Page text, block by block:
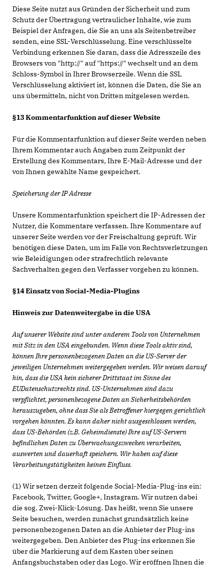
Diese Seite nutzt aus Gründen der Sicherheit und zum
Schutz der Übertragung vertraulicher Inhalte, wie zum
Beispiel der Anfragen, die Sie an uns als Seitenbetreiber
senden, eine SSL-Verschlüsselung. Eine verschlüsselte
Verbindung erkennen Sie daran, dass die Adresszeile des
Browsers von "http://" auf "https://" wechselt und an dem
Schloss-Symbol in Ihrer Browserzeile. Wenn die SSL
Verschlüsselung aktiviert ist, können die Daten, die Sie an
uns übermitteln, nicht von Dritten mitgelesen werden.
§13 Kommentarfunktion auf dieser Website
Für die Kommentarfunktion auf dieser Seite werden neben
Ihrem Kommentar auch Angaben zum Zeitpunkt der
Erstellung des Kommentars, Ihre E-Mail-Adresse und der
von Ihnen gewählte Name gespeichert.
Speicherung der IP Adresse
Unsere Kommentarfunktion speichert die IP-Adressen der
Nutzer, die Kommentare verfassen. Ihre Kommentare auf
unserer Seite werden vor der Freischaltung geprüft. Wir
benötigen diese Daten, um im Falle von Rechtsverletzungen
wie Beleidigungen oder strafrechtlich relevante
Sachverhalten gegen den Verfasser vorgehen zu können.
§14 Einsatz von Social-Media-Plugins
Hinweis zur Datenweitergabe in die USA
Auf unserer Website sind unter anderem Tools von Unternehmen
mit Sitz in den USA eingebunden. Wenn diese Tools aktiv sind,
können Ihre personenbezogenen Daten an die US-Server der
jeweiligen Unternehmen weitergegeben werden. Wir weisen darauf
hin, dass die USA kein sicherer Drittstaat im Sinne des
EUDatenschutzrechts sind. US-Unternehmen sind dazu
verpflichtet, personenbezogene Daten an Sicherheitsbehörden
herauszugeben, ohne dass Sie als Betroffener hiergegen gerichtlich
vorgehen könnten. Es kann daher nicht ausgeschlossen werden,
dass US-Behörden (z.B. Geheimdienste) Ihre auf US-Servern
befindlichen Daten zu Überwachungszwecken verarbeiten,
auswerten und dauerhaft speichern. Wir haben auf diese
Verarbeitungstätigkeiten keinen Einfluss.
(1) Wir setzen derzeit folgende Social-Media-Plug-ins ein:
Facebook, Twitter, Google+, Instagram. Wir nutzen dabei
die sog. Zwei-Klick-Lösung. Das heißt, wenn Sie unsere
Seite besuchen, werden zunächst grundsätzlich keine
personenbezogenen Daten an die Anbieter der Plug-ins
weitergegeben. Den Anbieter des Plug-ins erkennen Sie
über die Markierung auf dem Kasten über seinen
Anfangsbuchstaben oder das Logo. Wir eröffnen Ihnen die